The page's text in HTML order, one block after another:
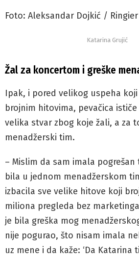
Foto: Aleksandar Dojkić / Ringier
Katarina Grujić
Žal za koncertom i greške
Ipak, i pored velikog uspeha
brojnim hitovima, pevačica
velika stvar zbog koje žali, a za
menadžerski tim.
– Mislim da sam imala
bila u jednom menadžerskom
izbacila sve velike hitove koji
miliona pregleda bez
je bila greška mog
nije pogurao, što nisam imala
uz mene i da kaže: ‘Da Katarina